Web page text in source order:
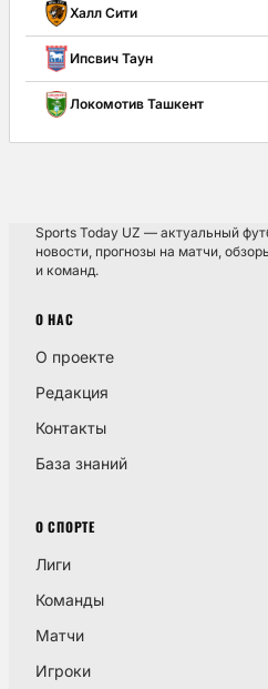
Халл Сити
Ипсвич Таун
Локомотив Ташкент
Sports Today UZ — актуальный
новости, прогнозы на матчи,
и команд.
О НАС
О проекте
Редакция
Контакты
База знаний
О СПОРТЕ
Лиги
Команды
Матчи
Игроки